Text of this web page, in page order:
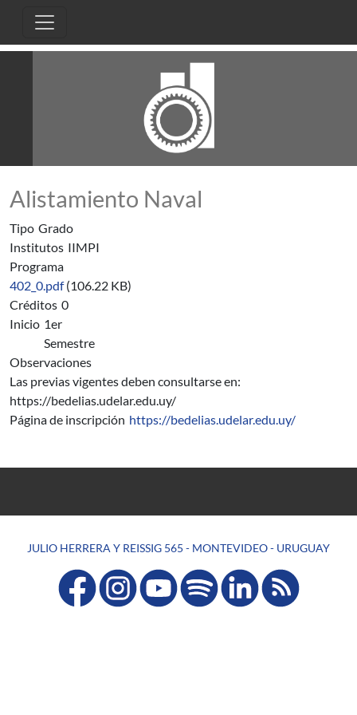
Alistamiento Naval
Tipo Grado
Institutos IIMPI
Programa
402_0.pdf (106.22 KB)
Créditos 0
Inicio 1er
Semestre
Observaciones
Las previas vigentes deben consultarse en:
https://bedelias.udelar.edu.uy/
Página de inscripción https://bedelias.udelar.edu.uy/
JULIO HERRERA Y REISSIG 565 - MONTEVIDEO - URUGUAY